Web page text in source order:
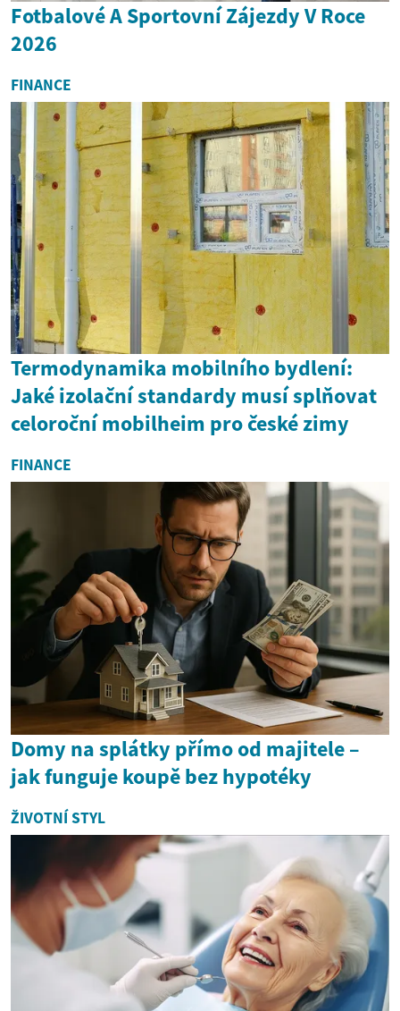
Fotbalové A Sportovní Zájezdy V Roce
2026
FINANCE
Termodynamika mobilního bydlení:
Jaké izolační standardy musí splňovat
celoroční mobilheim pro české zimy
FINANCE
Domy na splátky přímo od majitele –
jak funguje koupě bez hypotéky
ŽIVOTNÍ STYL